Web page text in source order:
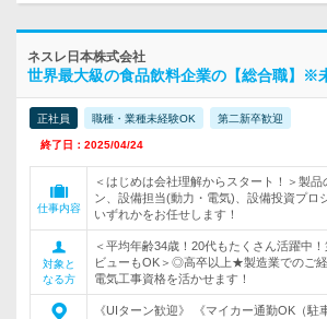
ネスレ日本株式会社
世界最大級の食品飲料企業の【総合職】※
正社員 職種・業種未経験OK 第二新卒歓迎
終了日：2025/04/24
仕事内容
＜はじめは会社理解からスタート！＞製品
ン、設備担当(動力・電気)、設備投資プロ
いずれかをお任せします！
対象と
なる方
＜平均年齢34歳！20代もたくさん活躍中
ビューもOK＞◎高卒以上★製造業でのご
電気工事資格を活かせます！
《UIターン歓迎》 《マイカー通勤OK（駐